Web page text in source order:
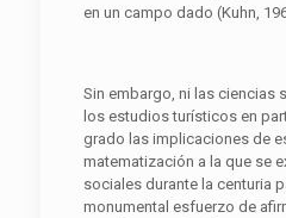
en un campo dado (Kuhn,
Sin embargo, ni las ciencias
los estudios turísticos en
grado las implicaciones de
matematización a la que se
sociales durante la centuria
monumental esfuerzo de